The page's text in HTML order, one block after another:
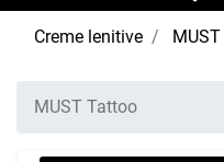
Creme lenitive
MUST Tattoo